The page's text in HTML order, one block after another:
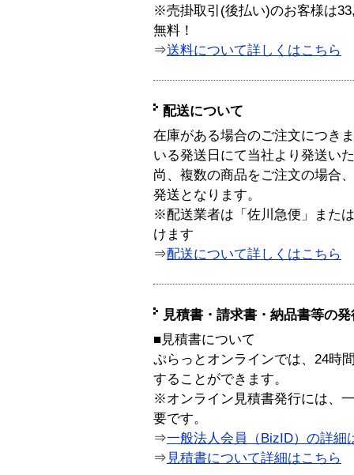
※売掛取引(後払い)のお客様は
無料！
⇒送料について詳しくはこちら
配送について
在庫がある場合のご注文につき
いる発送日にて当社より発送い
尚、複数の商品をご注文の場合
発送となります。
※配送業者は「佐川急便」また
けます
⇒配送について詳しくはこちら
見積書・請求書・納品書等の
■見積書について
ぷらっとオンラインでは、24時
することができます。
※オンライン見積書発行には、
要です。
⇒一般法人会員（BizID）の詳細
⇒ 見積書について詳細はこちら